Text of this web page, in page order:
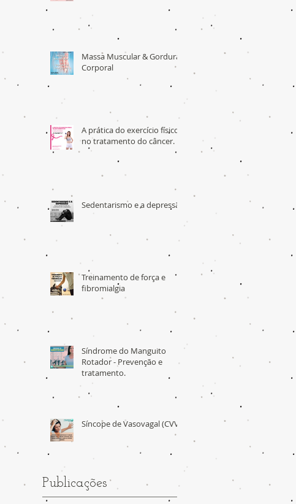
Massa Muscular & Gordura
Corporal
A prática do exercício físico
no tratamento do câncer.
Sedentarismo e a depressão
Treinamento de força e
fibromialgia
Síndrome do Manguito
Rotador - Prevenção e
tratamento.
Síncope de Vasovagal (CVV)
Publicações